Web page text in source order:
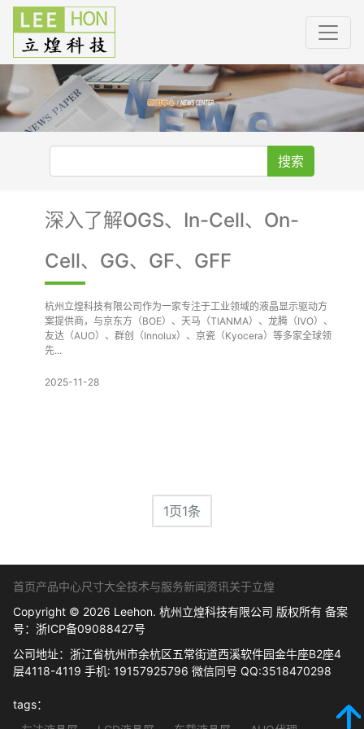
搜索
深入了解OGS、In-Cell、On-
Cell、GG、GF、GFF
杭州立煌科技有限公司作为一家专注于工业领域的液晶显示驱动方
案提供商，与京东方（BOE）、天马（TIANMA）、龙腾（IVO）、
友达（AUO）、群创（Innolux）、京瓷（Kyocera）等多家全球领
先...
2025-11-28
1页1条
首页产品中心尺寸大全技术与服务新闻资讯关于立煌
Copyright © 2026 Leehon. 杭州立煌科技有限公司 版权所有 备案
号： 浙ICP备09088427号
公司地址：浙江省杭州市余杭区五常街道西溪软件园金牛座B2座4
层4118-4119 手机: 19157925796 微信同号 QQ:3518470298
tags：